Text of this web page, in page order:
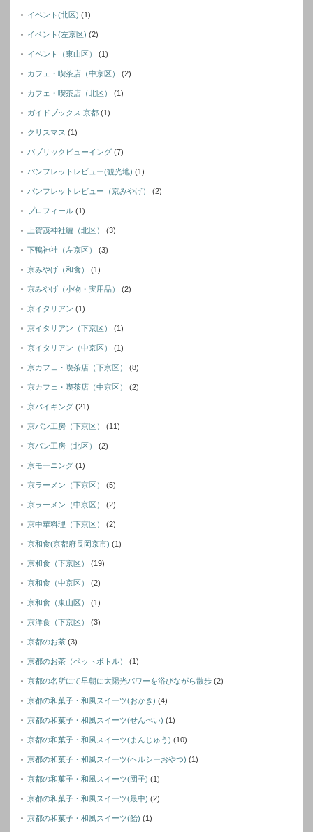
イベント(北区) (1)
イベント(左京区) (2)
イベント（東山区） (1)
カフェ・喫茶店（中京区） (2)
カフェ・喫茶店（北区） (1)
ガイドブックス 京都 (1)
クリスマス (1)
パブリックビューイング (7)
パンフレットレビュー(観光地) (1)
パンフレットレビュー（京みやげ） (2)
プロフィール (1)
上賀茂神社編（北区） (3)
下鴨神社（左京区） (3)
京みやげ（和食） (1)
京みやげ（小物・実用品） (2)
京イタリアン (1)
京イタリアン（下京区） (1)
京イタリアン（中京区） (1)
京カフェ・喫茶店（下京区） (8)
京カフェ・喫茶店（中京区） (2)
京バイキング (21)
京パン工房（下京区） (11)
京パン工房（北区） (2)
京モーニング (1)
京ラーメン（下京区） (5)
京ラーメン（中京区） (2)
京中華料理（下京区） (2)
京和食(京都府長岡京市) (1)
京和食（下京区） (19)
京和食（中京区） (2)
京和食（東山区） (1)
京洋食（下京区） (3)
京都のお茶 (3)
京都のお茶（ペットボトル） (1)
京都の名所にて早朝に太陽光パワーを浴びながら散歩 (2)
京都の和菓子・和風スイーツ(おかき) (4)
京都の和菓子・和風スイーツ(せんぺい) (1)
京都の和菓子・和風スイーツ(まんじゅう) (10)
京都の和菓子・和風スイーツ(ヘルシーおやつ) (1)
京都の和菓子・和風スイーツ(団子) (1)
京都の和菓子・和風スイーツ(最中) (2)
京都の和菓子・和風スイーツ(飴) (1)